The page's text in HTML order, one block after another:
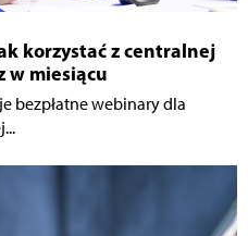
korzystać z centralnej
w miesiącu
bezpłatne webinary dla